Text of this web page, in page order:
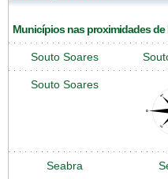
Municípios nas proximidades de
Souto Soares
Souto Soares
Seabra